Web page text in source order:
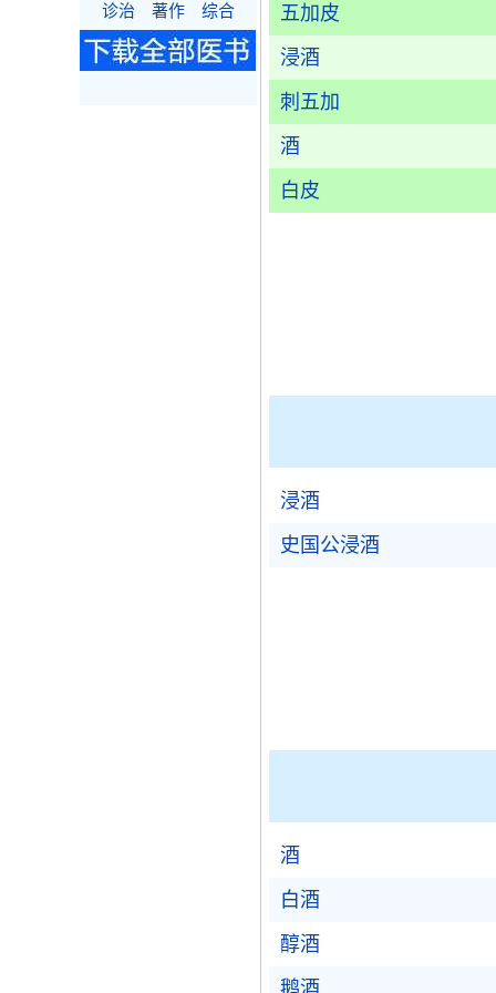
五加皮
浸酒
刺五加
酒
白皮
浸酒
史国公浸酒
酒
白酒
醇酒
鹅酒
诊治 著作 综合